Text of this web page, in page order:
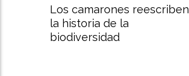
Los camarones reescriben
la historia de la
biodiversidad